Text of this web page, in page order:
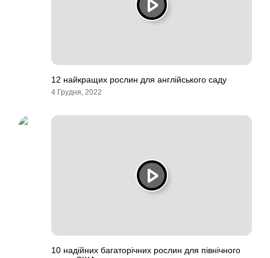
12 найкращих рослин для англійського саду
4 Грудня, 2022
10 надійних багаторічних рослин для північного